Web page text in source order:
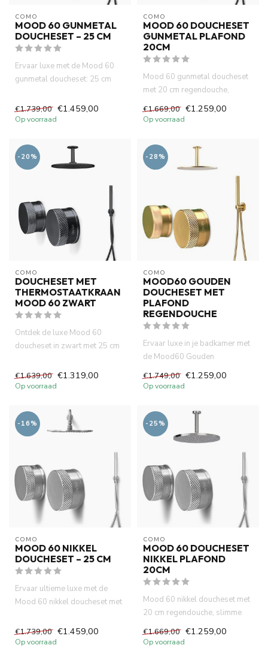
COMO
MOOD 60 GUNMETAL
DOUCHESET – 25 CM
Ervaar luxe met de Mood 60
gunmetal doucheset: 25 cm
thermos...
€1.739,00 €1.459,00
Op voorraad
COMO
MOOD 60 DOUCHESET
GUNMETAL PLAFOND
20CM
Mood 60 gunmetal doucheset
met 20 cm regendouche,
slimme thermostaatkraan en
pla...
€1.669,00 €1.259,00
Op voorraad
-20%
COMO
DOUCHESET MET
THERMOSTAATKRAAN
MOOD 60 ZWART
Ontdek de luxe Mood 60
doucheset in zwart met 25 cm
thermostaatkraa...
€1.639,00 €1.319,00
Op voorraad
-28%
COMO
MOOD60 GOUDEN
DOUCHESET MET
PLAFOND
REGENDOUCHE
Ervaar luxe in je badkamer met
de Mood60 Gouden
Doucheset. Voorzien van een
20 c...
€1.749,00 €1.259,00
Op voorraad
-16%
COMO
MOOD 60 NIKKEL
DOUCHESET – 25 CM
Ervaar ultieme luxe met de
Mood 60 nikkel doucheset met
€1.739,00 €1.459,00
Op voorraad
-25%
COMO
MOOD 60 DOUCHESET
NIKKEL PLAFOND
20CM
Mood 60 nikkel doucheset met
20 cm regendouche, slimme
thermostaatkraan en plafo...
€1.669,00 €1.259,00
Op voorraad